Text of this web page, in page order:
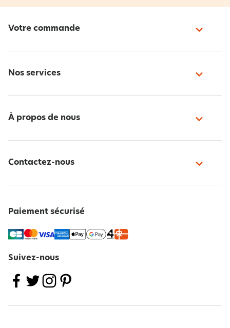
Votre commande
Nos services
À propos de nous
Contactez-nous
Paiement sécurisé
Suivez-nous